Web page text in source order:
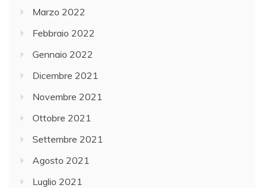
Marzo 2022
Febbraio 2022
Gennaio 2022
Dicembre 2021
Novembre 2021
Ottobre 2021
Settembre 2021
Agosto 2021
Luglio 2021